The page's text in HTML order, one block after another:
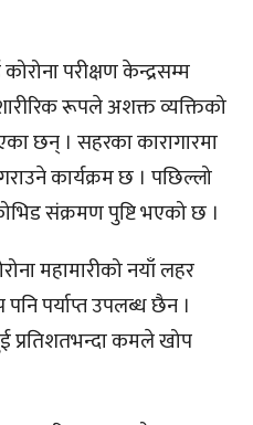
परीक्षण केन्द्रसम्म
रूपले अशक्त व्यक्तिको
छन् । सहरका कारागारमा
कार्यक्रम छ । पछिल्लो
संक्रमण पुष्टि भएको छ ।
महामारीको नयाँ लहर
पर्याप्त उपलब्ध छैन ।
कमले खोप